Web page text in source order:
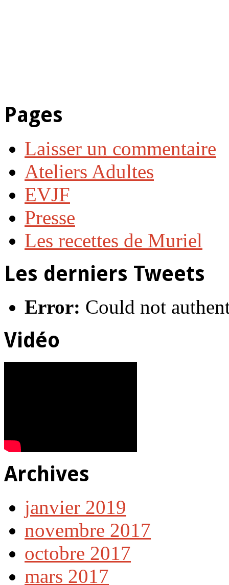
Pages
Laisser un commentaire
Ateliers Adultes
EVJF
Presse
Les recettes de Muriel
Les derniers Tweets
Error: Could not
Vidéo
Archives
janvier 2019
novembre 2017
octobre 2017
mars 2017